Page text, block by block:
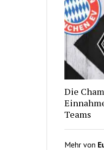
Die
Teams
Mehr von